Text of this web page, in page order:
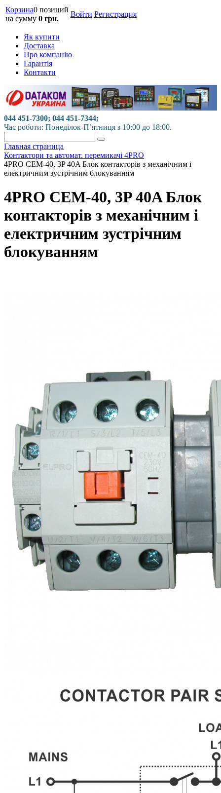
Корзина0 позиций
на сумму 0 грн.
Войти Регистрация
Як купити
Доставка
Про компанію
Гарантія
Контакти
044 451-7300; 044 451-7344;
Час роботи: Понеділок-П’ятниця з 10:00 до 18:00.
Главная страница
Контактори та автомат. перемикачі 4PRO
4PRO CEM-40, 3P 40A Блок контакторів з механічним і
електричним зустрічним блокуванням
4PRO CEM-40, 3P 40A Блок
контакторів з механічним і
електричним зустрічним
блокуванням